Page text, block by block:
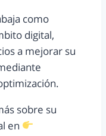
como
digital,
a mejorar su
sobre su
en